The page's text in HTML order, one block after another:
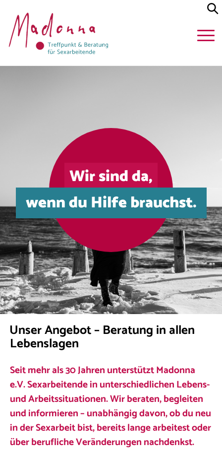
Wir sind da,
wenn du Hilfe brauchst.
Unser Angebot – Beratung in allen
Lebenslagen
Seit mehr als 30 Jahren unterstützt Madonna
e.V. Sexarbeitende in unterschiedlichen Lebens-
und Arbeitssituationen. Wir beraten, begleiten
und informieren – unabhängig davon, ob du neu
in der Sexarbeit bist, bereits lange arbeitest oder
über berufliche Veränderungen nachdenkst.